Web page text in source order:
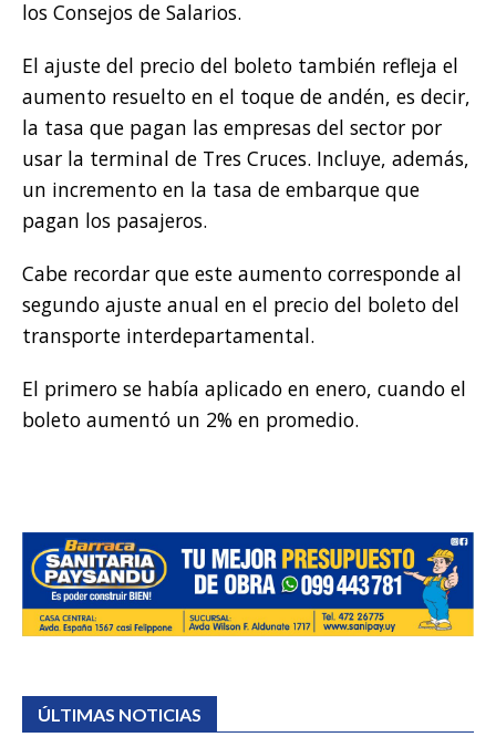
los Consejos de Salarios.
El ajuste del precio del boleto también refleja el
aumento resuelto en el toque de andén, es decir,
la tasa que pagan las empresas del sector por
usar la terminal de Tres Cruces. Incluye, además,
un incremento en la tasa de embarque que
pagan los pasajeros.
Cabe recordar que este aumento corresponde al
segundo ajuste anual en el precio del boleto del
transporte interdepartamental.
El primero se había aplicado en enero, cuando el
boleto aumentó un 2% en promedio.
ÚLTIMAS NOTICIAS